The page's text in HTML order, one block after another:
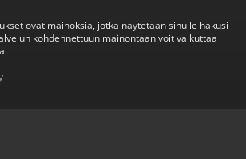
ovat mainoksia, jotka näytetään sinulle hakusi
kohdennettuun mainontaan voit vaikuttaa